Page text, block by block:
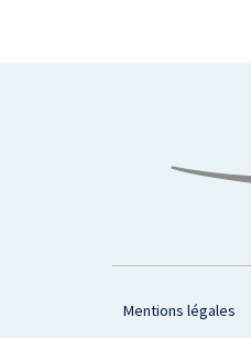
Mentions légales